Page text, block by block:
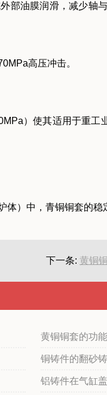
部油膜润滑，减少轴
高压冲击。
）使其适用于重工
）中，青铜铜套的稳
下一条:黄铜
黄铜铜套的功
铜铸件的翻砂
铝铸件在气缸